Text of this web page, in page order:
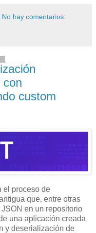
No hay comentarios:
con
custom
el proceso de
que, entre otras
en un repositorio
una aplicación creada
y deserialización de